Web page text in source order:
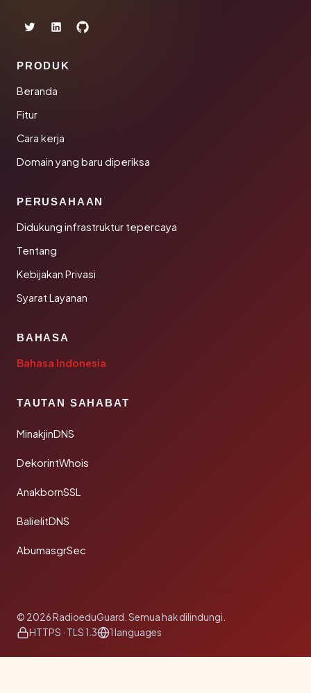
PRODUK
Beranda
Fitur
Cara kerja
Domain yang baru diperiksa
PERUSAHAAN
Didukung infrastruktur tepercaya
Tentang
Kebijakan Privasi
Syarat Layanan
BAHASA
Bahasa Indonesia
TAUTAN SAHABAT
MinakjinDNS
DekorintWhois
AnakbornSSL
BalielitDNS
AbumasgrSec
© 2026 RadioeduGuard. Semua hak dilindungi.
HTTPS · TLS 1.3
1 languages